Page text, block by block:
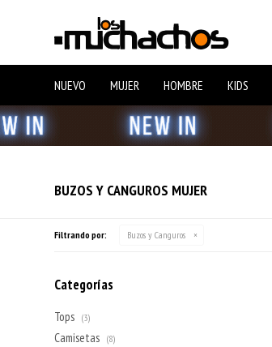
NUEVO MUJER HOMBRE KIDS
BUZOS Y CANGUROS MUJER
Filtrando por: Buzos y Canguros
Categorías
Tops (3)
Camisetas (8)